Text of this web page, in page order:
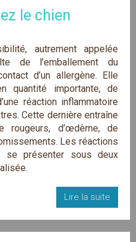
le chien
autrement appelée
de l’emballement du
d’un allergène. Elle
quantité importante, de
réaction inflammatoire
Cette dernière entraîne
rougeurs, d’œdème, de
Les réactions
se présenter sous deux
Lire la suite